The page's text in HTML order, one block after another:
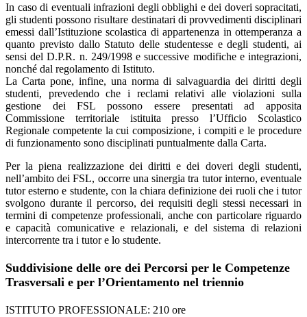
In caso di eventuali infrazioni degli obblighi e dei doveri sopracitati,
gli studenti possono risultare destinatari di provvedimenti disciplinari
emessi dall’Istituzione scolastica di appartenenza in ottemperanza a
quanto previsto dallo Statuto delle studentesse e degli studenti, ai
sensi del D.P.R. n. 249/1998 e successive modifiche e integrazioni,
nonché dal regolamento di Istituto.
La Carta pone, infine, una norma di salvaguardia dei diritti degli
studenti, prevedendo che i reclami relativi alle violazioni sulla
gestione dei FSL possono essere presentati ad apposita
Commissione territoriale istituita presso l’Ufficio Scolastico
Regionale competente la cui composizione, i compiti e le procedure
di funzionamento sono disciplinati puntualmente dalla Carta.
Per la piena realizzazione dei diritti e dei doveri degli studenti,
nell’ambito dei FSL, occorre una sinergia tra tutor interno, eventuale
tutor esterno e studente, con la chiara definizione dei ruoli che i tutor
svolgono durante il percorso, dei requisiti degli stessi necessari in
termini di competenze professionali, anche con particolare riguardo
e capacità comunicative e relazionali, e del sistema di relazioni
intercorrente tra i tutor e lo studente.
Suddivisione delle ore dei Percorsi per le Competenze
Trasversali e per l’Orientamento nel triennio
ISTITUTO PROFESSIONALE: 210 ore